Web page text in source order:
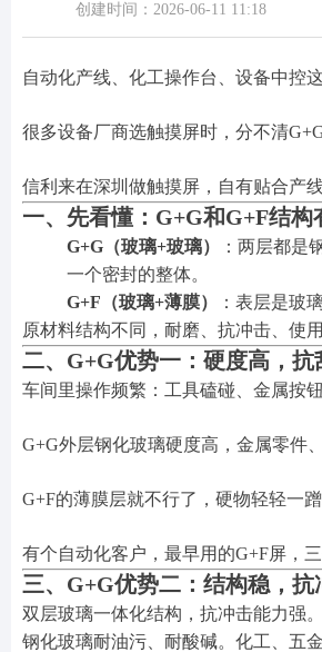
自动化产线、化工操作台、设备中控
很多设备厂商选触摸屏时，分不清
信利来在深圳做触摸屏，自有贴合产
一、先看懂：G+G和G+F结构
G+G（玻璃+玻璃）
：两层都是
一个密封的整体。
G+F（玻璃+薄膜）
：表层是玻
原材料结构不同，耐磨、抗冲击、使
二、G+G优势一：硬度高，抗
车间里操作频繁：工具磕碰、金属按
G+G外层钢化玻璃硬度高，金属零件
G+F的薄膜层就不行了，硬物轻轻一
有个自动化客户，最早用的G+F屏，
三、G+G优势二：结构稳，抗
双层玻璃一体化结构，抗冲击能力强
钢化玻璃耐油污、耐酸碱。化工、五
创建时间： 2026-06-11 11:18